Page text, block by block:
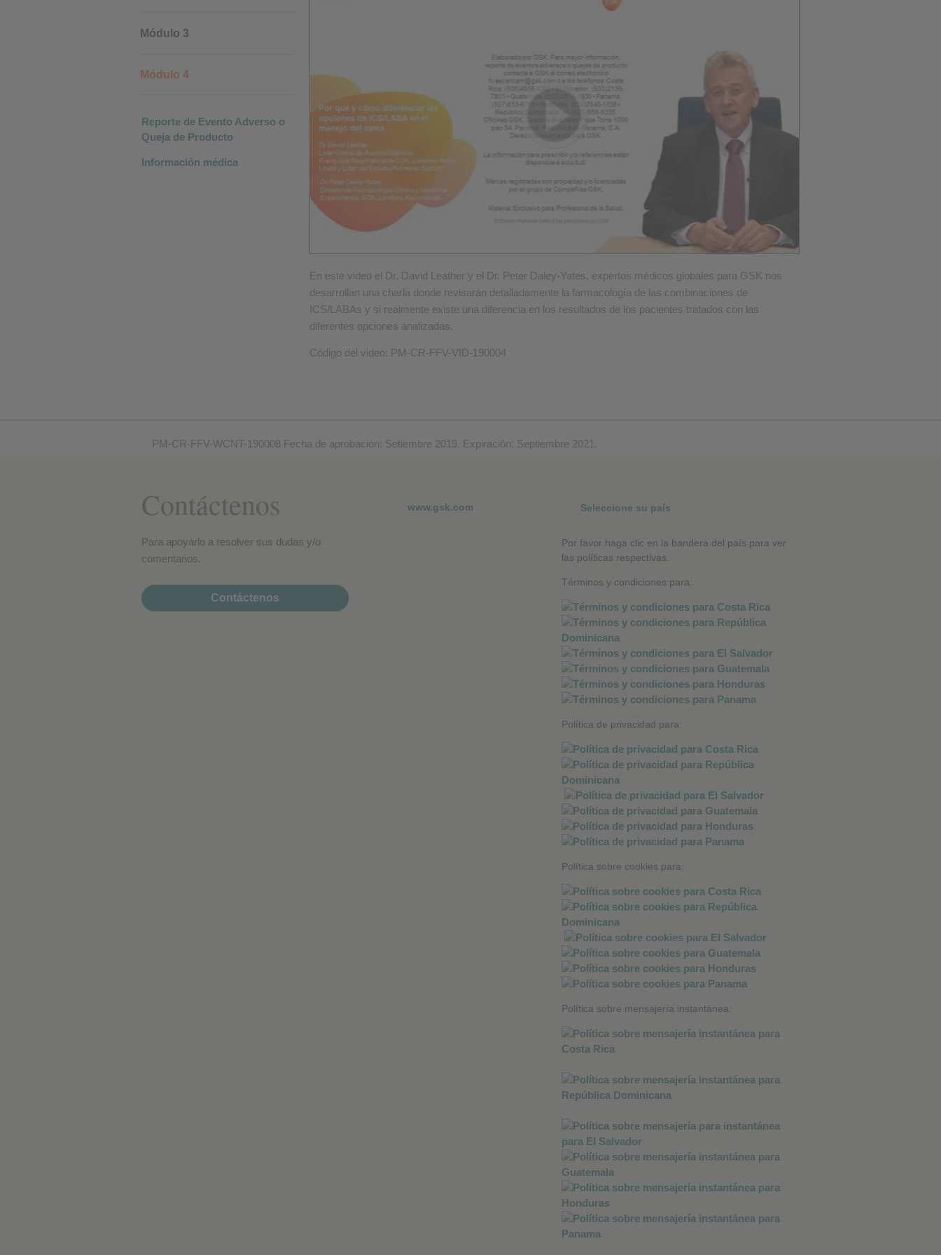
Módulo 3
Módulo 4
Reporte de Evento Adverso o
Queja de Producto
Información médica
En este video el Dr. David Leather y el Dr. Peter Daley-Yates, expertos médicos globales para GSK nos
desarrollan una charla donde revisarán detalladamente la farmacología de las combinaciones de
ICS/LABAs y si realmente existe una diferencia en los resultados de los pacientes tratados con las
diferentes opciones analizadas.
Código del video: PM-CR-FFV-VID-190004
PM-CR-FFV-WCNT-190008 Fecha de aprobación: Setiembre 2019. Expiración: Septiembre 2021.
Contáctenos
Para apoyarlo a resolver sus dudas y/o
comentarios.
Contáctenos
www.gsk.com Seleccione su país
Por favor haga clic en la bandera del país para ver
las políticas respectivas.
Términos y condiciones para:
Política de privacidad para:
Política sobre cookies para:
Política sobre mensajería instantánea:
Advertising Cookies